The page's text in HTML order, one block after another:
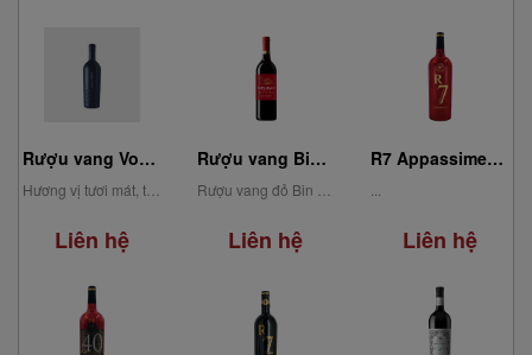
Rượu vang Votiva Irpinia Bianco DOC
Liên hệ
Rượu vang Bin 88 Shiraz
Liên hệ
R7 Appassimento Puglia IGP Limited Edition 75cl
Liên hệ